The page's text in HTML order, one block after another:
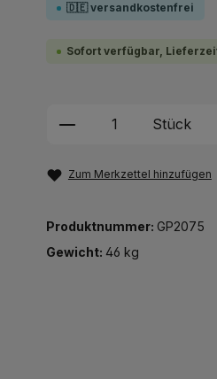
🇩🇪 versandkostenfrei
Sofort verfügbar,
Produkt Stück
Zum Merkzettel hinzufügen
Produktnummer: GP2075
Gewicht: 46 kg